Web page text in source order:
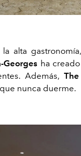
alta
Georges ha
Además,
nunca duerme.